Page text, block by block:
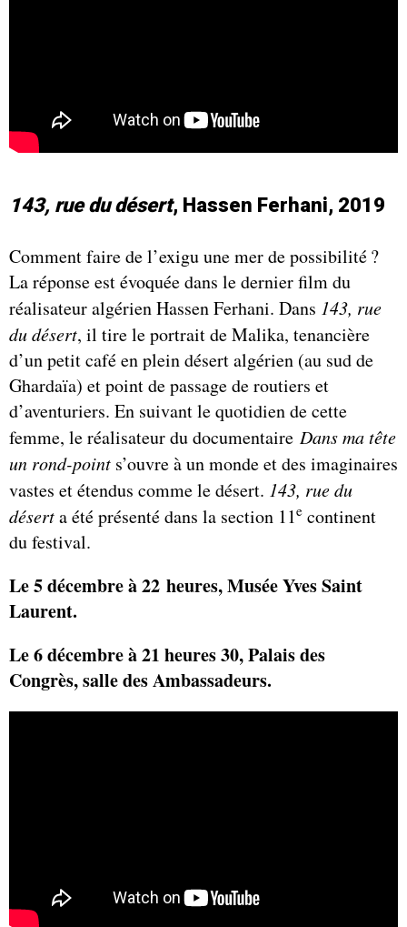
143, rue du désert, Hassen Ferhani, 2019
Comment faire de l’exigu une mer de possibilité ?
La réponse est évoquée dans le dernier film du
réalisateur algérien Hassen Ferhani. Dans 143, rue
du désert, il tire le portrait de Malika, tenancière
d’un petit café en plein désert algérien (au sud de
Ghardaïa) et point de passage de routiers et
d’aventuriers. En suivant le quotidien de cette
femme, le réalisateur du documentaire Dans ma tête
un rond-point s’ouvre à un monde et des imaginaires
vastes et étendus comme le désert. 143, rue du
déserta été présenté dans la section 11e continent
du festival.
Le 5 décembre à 22 heures, Musée Yves Saint
Laurent.
Le 6 décembre à 21 heures 30,Palais des
Congrès, salle des Ambassadeurs.